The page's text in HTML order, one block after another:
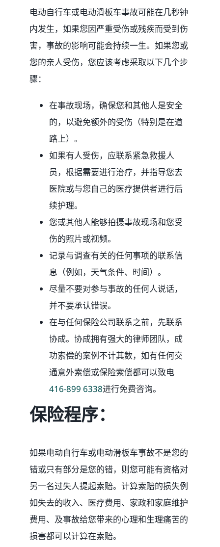
电动自行车或电动滑板车事故可能在几秒钟
内发生，如果您因严重受伤或残疾而受到伤
害，事故的影响可能会持续一生。如果您或
您的亲人受伤，您应该考虑采取以下几个步
骤：
在事故现场，确保您和其他人是安全
的，以避免额外的受伤（特别是在道
路上）。
如果有人受伤，应联系紧急救援人
员，根据需要进行治疗，并指导您去
医院或与您自己的医疗提供者进行后
续护理。
您或其他人能够拍摄事故现场和您受
伤的照片或视频。
记录与调查有关的任何事项的联系信
息（例如，天气条件、时间）。
尽量不要对参与事故的任何人说话，
并不要承认错误。
在与任何保险公司联系之前，先联系
协成。协成拥有强大的律师团队，成
功索偿的案例不计其数，如有任何交
通意外索偿或保险索偿都可以致电
416-899 6338进行免费咨询。
保险程序：
如果电动自行车或电动滑板车事故不是您的
错或只有部分是您的错，则您可能有资格对
另一名过失人提起索赔。计算索赔的损失例
如失去的收入、医疗费用、家政和家庭维护
费用、及事故给您带来的心理和生理痛苦的
损害都可以计算在索赔。